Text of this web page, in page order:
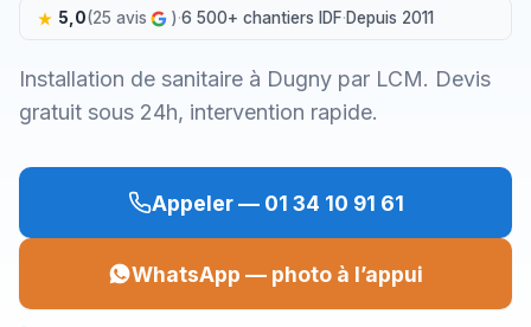
5,0(25 avis )·6 500+ chantiers IDF·Depuis 2011
Installation de sanitaire à Dugny par LCM. Devis
gratuit sous 24h, intervention rapide.
Appeler — 01 34 10 91 61
WhatsApp — photo à l’appui